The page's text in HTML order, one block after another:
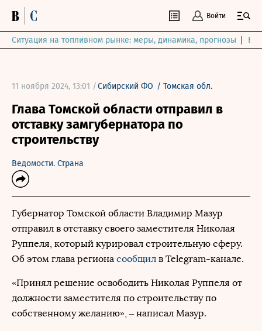
Войти
Ситуация на топливном рынке: меры, динамика, прогнозы
11 ноября 2024, 13:01 /Сибирский ФО / Томская обл.
Глава Томской области отправил в
отставку замгубернатора по
строительству
Ведомости. Страна
Губернатор Томской области Владимир Мазур
отправил в отставку своего заместителя Николая
Руппеля, который курировал строительную сферу.
Об этом глава региона сообщил в Telegram-канале.
«Принял решение освободить Николая Руппеля от
должности заместителя по строительству по
собственному желанию», – написал Мазур.